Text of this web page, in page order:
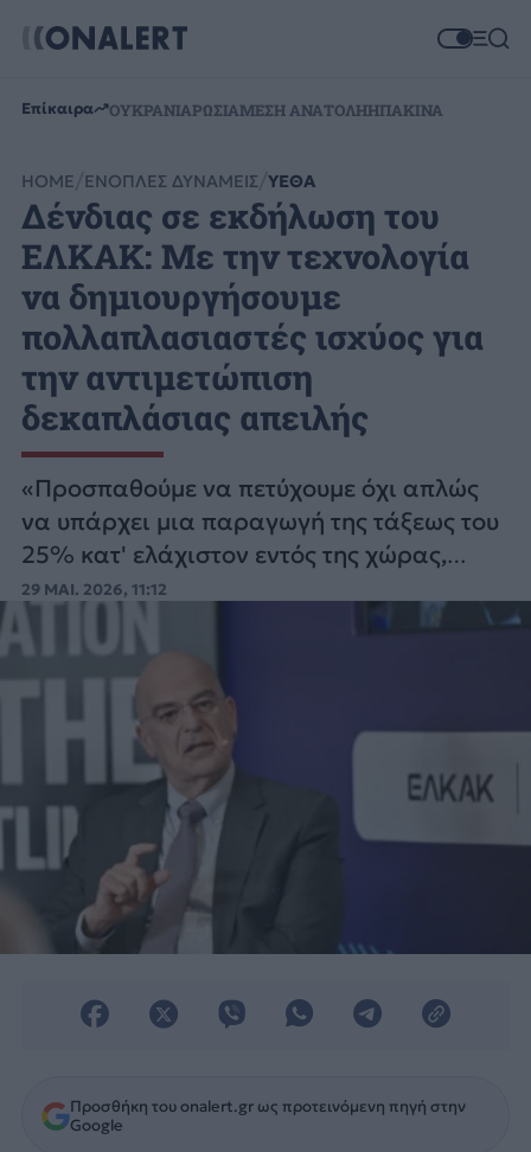
Επίκαιρα ΟΥΚΡΑΝΙΑΡΩΣΙΑΜΕΣΗ ΑΝΑΤΟΛΗΗΠΑΚΙΝΑ
HOME ΕΝΟΠΛΕΣ ΔΥΝΑΜΕΙΣ ΥΕΘΑ
Δένδιας σε εκδήλωση του
ΕΛΚΑΚ: Με την τεχνολογία
να δημιουργήσουμε
πολλαπλασιαστές ισχύος για
την αντιμετώπιση
δεκαπλάσιας απειλής
«Προσπαθούμε να πετύχουμε όχι απλώς
να υπάρχει μια παραγωγή της τάξεως του
25% κατ' ελάχιστον εντός της χώρας,
αλλά να μεταφερθεί στη χώρα
τεχνογνωσία» ανέφερε ο κ. Δένδιας.
29 ΜΑΙ. 2026, 11:12
Προσθήκη του onalert.gr ως προτεινόμενη πηγή στην
Google